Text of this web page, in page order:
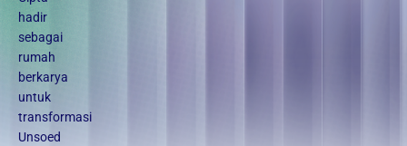
hadir
sebagai
rumah
berkarya
untuk
transformasi
Unsoed
m